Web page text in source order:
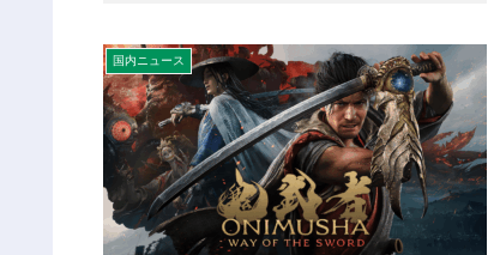
国内ニュース